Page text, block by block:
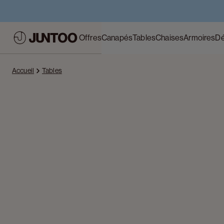
OffresCanapésTablesChaisesArmoires
Accueil Tables